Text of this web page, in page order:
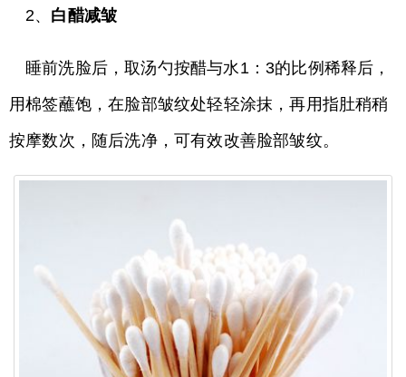
2、 白醋减皱
睡前洗脸后，取汤勺按醋与水1：3的比例稀释后，
用棉签蘸饱，在脸部皱纹处轻轻涂抹，再用指肚稍稍
按摩数次，随后洗净，可有效改善脸部皱纹。